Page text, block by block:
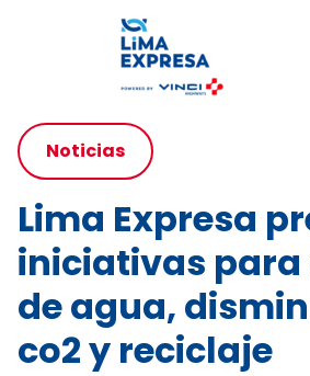
Noticias
Lima Expresa
iniciativas
de agua,
co2 y reciclaje